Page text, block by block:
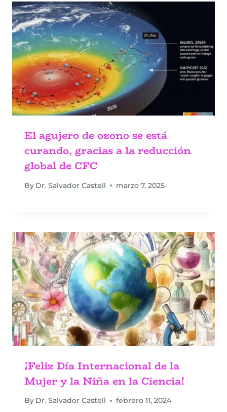
El agujero de ozono se está
curando, gracias a la reducción
global de CFC
By Dr. Salvador Castell marzo 7, 2025
¡Feliz Día Internacional de la
Mujer y la Niña en la Ciencia!
By Dr. Salvador Castell febrero 11, 2024